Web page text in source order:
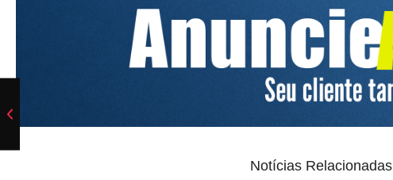
Notícias Relacionadas